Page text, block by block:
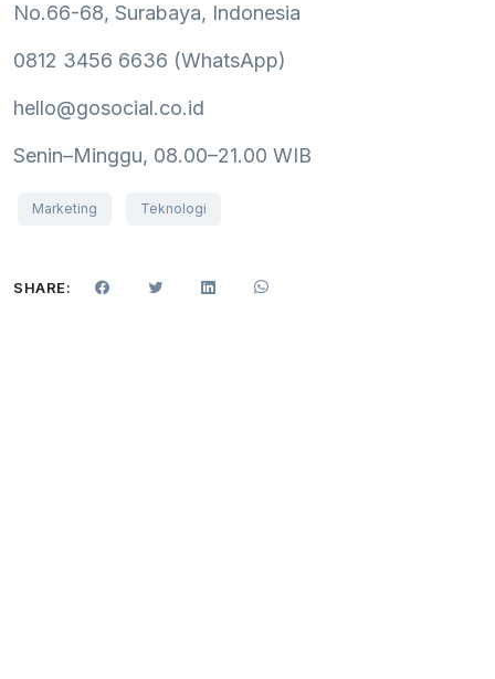
No.66-68, Surabaya, Indonesia
0812 3456 6636 (WhatsApp)
hello@gosocial.co.id
Senin–Minggu, 08.00–21.00 WIB
Marketing Teknologi
SHARE: